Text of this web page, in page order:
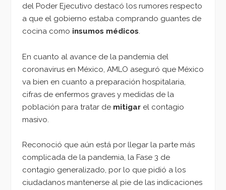
del Poder Ejecutivo destacó los rumores respecto
a que el gobierno estaba comprando guantes de
cocina como insumos médicos.
En cuanto al avance de la pandemia del
coronavirus en México, AMLO aseguró que México
va bien en cuanto a preparación hospitalaria,
cifras de enfermos graves y medidas de la
población para tratar de mitigar el contagio
masivo.
Reconoció que aún está por llegar la parte más
complicada de la pandemia, la Fase 3 de
contagio generalizado, por lo que pidió a los
ciudadanos mantenerse al pie de las indicaciones